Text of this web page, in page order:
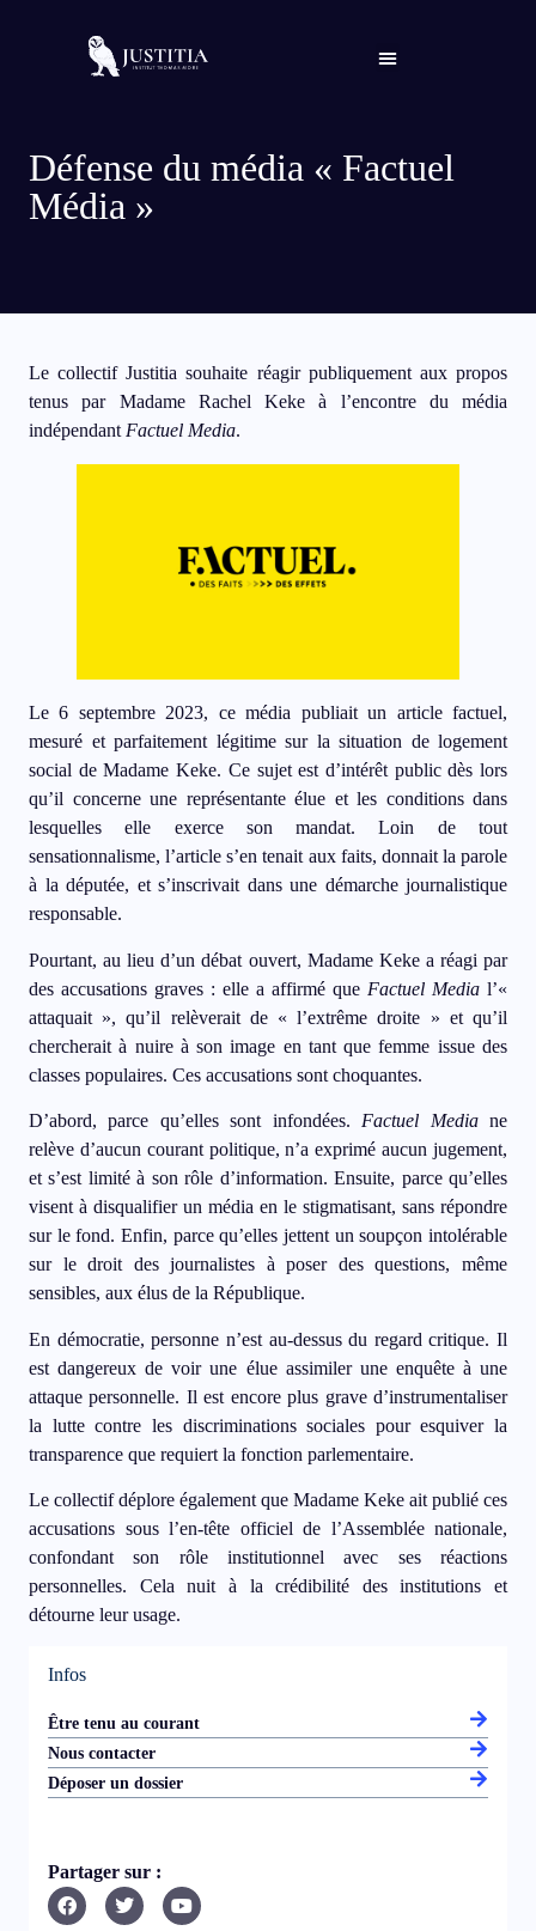
Défense du média « Factuel
Média »
Infos
Être tenu au courant
Nous contacter
Déposer un dossier
Partager sur :
Le collectif Justitia souhaite réagir publiquement aux propos
tenus par Madame Rachel Keke à l’encontre du média
indépendant Factuel Media.
Le 6 septembre 2023, ce média publiait un article factuel,
mesuré et parfaitement légitime sur la situation de logement
social de Madame Keke. Ce sujet est d’intérêt public dès lors
qu’il concerne une représentante élue et les conditions dans
lesquelles elle exerce son mandat. Loin de tout
sensationnalisme, l’article s’en tenait aux faits, donnait la parole
à la députée, et s’inscrivait dans une démarche journalistique
responsable.
Pourtant, au lieu d’un débat ouvert, Madame Keke a réagi par
des accusations graves : elle a affirmé que Factuel Media l’«
attaquait », qu’il relèverait de « l’extrême droite » et qu’il
chercherait à nuire à son image en tant que femme issue des
classes populaires. Ces accusations sont choquantes.
D’abord, parce qu’elles sont infondées. Factuel Mediane
relève d’aucun courant politique, n’a exprimé aucun jugement,
et s’est limité à son rôle d’information. Ensuite, parce qu’elles
visent à disqualifier un média en le stigmatisant, sans répondre
sur le fond. Enfin, parce qu’elles jettent un soupçon intolérable
sur le droit des journalistes à poser des questions, même
sensibles, aux élus de la République.
En démocratie, personne n’est au-dessus du regard critique. Il
est dangereux de voir une élue assimiler une enquête à une
attaque personnelle. Il est encore plus grave d’instrumentaliser
la lutte contre les discriminations sociales pour esquiver la
transparence que requiert la fonction parlementaire.
Le collectif déplore également que Madame Keke ait publié ces
accusations sous l’en-tête officiel de l’Assemblée nationale,
confondant son rôle institutionnel avec ses réactions
personnelles. Cela nuit à la crédibilité des institutions et
détourne leur usage.